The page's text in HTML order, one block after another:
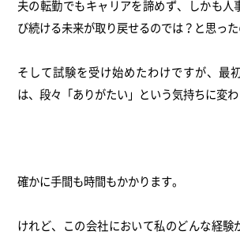
夫の転勤でもキャリアを諦めず、しかも人
び続ける未来が取り戻せるのでは？と思った
そして試験を受け始めたわけですが、最
は、段々「ありがたい」という気持ちに変わ
確かに手間も時間もかかります。
けれど、この会社において私のどんな経験